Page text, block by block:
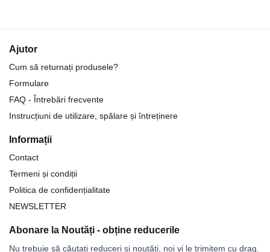
Ajutor
Cum să returnați produsele?
Formulare
FAQ - Întrebări frecvente
Instrucțiuni de utilizare, spălare și întreținere
Informații
Contact
Termeni și condiții
Politica de confidențialitate
NEWSLETTER
Abonare la Noutăți - obține reducerile
Nu trebuie să căutați reduceri și noutăți, noi vi le trimitem cu drag.